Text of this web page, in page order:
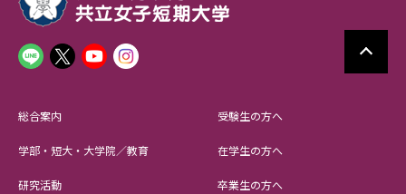
総合案内
学部・短大・大学院／教育
研究活動
受験生の方へ
在学生の方へ
卒業生の方へ